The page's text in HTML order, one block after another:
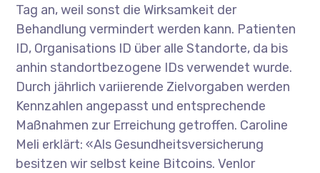
Tag an, weil sonst die Wirksamkeit der
Behandlung vermindert werden kann. Patienten
ID, Organisations ID über alle Standorte, da bis
anhin standortbezogene IDs verwendet wurde.
Durch jährlich variierende Zielvorgaben werden
Kennzahlen angepasst und entsprechende
Maßnahmen zur Erreichung getroffen. Caroline
Meli erklärt: «Als Gesundheitsversicherung
besitzen wir selbst keine Bitcoins. Venlor